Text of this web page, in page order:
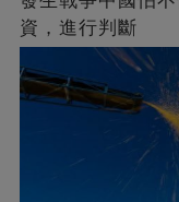
資，進行判斷